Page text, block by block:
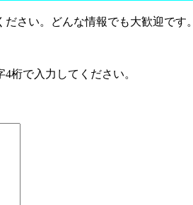
さい。どんな情報でも大歓迎です。
4桁で入力してください。